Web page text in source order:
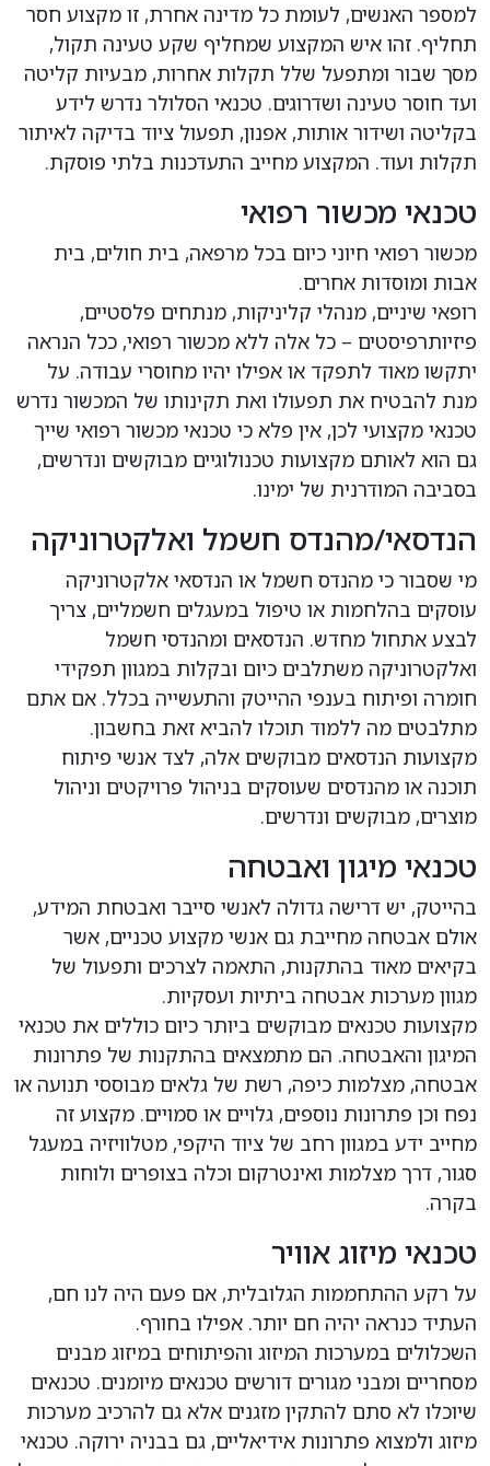
למספר האנשים, לעומת כל מדינה אחרת, זו מקצוע חסר
תחליף. זהו איש המקצוע שמחליף שקע טעינה תקול,
מסך שבור ומתפעל שלל תקלות אחרות, מבעיות קליטה
ועד חוסר טעינה ושדרוגים. טכנאי הסלולר נדרש לידע
בקליטה ושידור אותות, אפנון, תפעול ציוד בדיקה לאיתור
תקלות ועוד. המקצוע מחייב התעדכנות בלתי פוסקת.
טכנאי מכשור רפואי
מכשור רפואי חיוני כיום בכל מרפאה, בית חולים, בית
אבות ומוסדות אחרים.
רופאי שיניים, מנהלי קליניקות, מנתחים פלסטיים,
פיזיותרפיסטים – כל אלה ללא מכשור רפואי, ככל הנראה
יתקשו מאוד לתפקד או אפילו יהיו מחוסרי עבודה. על
מנת להבטיח את תפעולו ואת תקינותו של המכשור נדרש
טכנאי מקצועי לכן, אין פלא כי טכנאי מכשור רפואי שייך
גם הוא לאותם מקצועות טכנולוגיים מבוקשים ונדרשים,
בסביבה המודרנית של ימינו.
הנדסאי/מהנדס חשמל ואלקטרוניקה
מי שסבור כי מהנדס חשמל או הנדסאי אלקטרוניקה
עוסקים בהלחמות או טיפול במעגלים חשמליים, צריך
לבצע אתחול מחדש. הנדסאים ומהנדסי חשמל
ואלקטרוניקה משתלבים כיום ובקלות במגוון תפקידי
חומרה ופיתוח בענפי ההייטק והתעשייה בכלל. אם אתם
מתלבטים מה ללמוד תוכלו להביא זאת בחשבון.
מקצועות הנדסאים מבוקשים אלה, לצד אנשי פיתוח
תוכנה או מהנדסים שעוסקים בניהול פרויקטים וניהול
מוצרים, מבוקשים ונדרשים.
טכנאי מיגון ואבטחה
בהייטק, יש דרישה גדולה לאנשי סייבר ואבטחת המידע,
אולם אבטחה מחייבת גם אנשי מקצוע טכניים, אשר
בקיאים מאוד בהתקנות, התאמה לצרכים ותפעול של
מגוון מערכות אבטחה ביתיות ועסקיות.
מקצועות טכנאים מבוקשים ביותר כיום כוללים את טכנאי
המיגון והאבטחה. הם מתמצאים בהתקנות של פתרונות
אבטחה, מצלמות כיפה, רשת של גלאים מבוססי תנועה או
נפח וכן פתרונות נוספים, גלויים או סמויים. מקצוע זה
מחייב ידע במגוון רחב של ציוד היקפי, מטלוויזיה במעגל
סגור, דרך מצלמות ואינטרקום וכלה בצופרים ולוחות
בקרה.
טכנאי מיזוג אוויר
על רקע ההתחממות הגלובלית, אם פעם היה לנו חם,
העתיד כנראה יהיה חם יותר. אפילו בחורף.
השכלולים במערכות המיזוג והפיתוחים במיזוג מבנים
מסחריים ומבני מגורים דורשים טכנאים מיומנים. טכנאים
שיוכלו לא סתם להתקין מזגנים אלא גם להרכיב מערכות
מיזוג ולמצוא פתרונות אידיאליים, גם בבניה ירוקה. טכנאי